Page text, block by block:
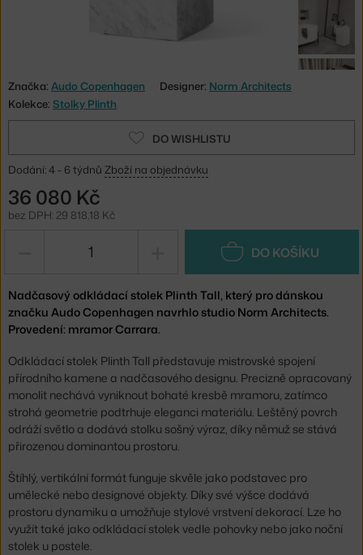
Značka: Audo Copenhagen Designer: Norm Architects
Kolekce: Stolky Plinth
DO WISHLISTU
Dodání: 4 - 6 týdnů Zboží na objednávku
36 080 Kč
bez DPH: 29 818,18 Kč
DO KOŠÍKU
Nadčasový odkládací stolek Plinth Tall, který pro dánskou
značku Audo Copenhagen navrhlo studio Norm Architects.
Provedení: mramor Carrara.
Odkládací stolek Plinth Tall představuje mistrovské spojení
přírodního kamene a nadčasového designu. Precizně opracovaný
monolit nechává vyniknout bohaté kresbě mramoru, zatímco
strohá geometrie podtrhuje eleganci materiálu. Leštěný povrch
odráží světlo a dodává stolku sošný výraz, díky němuž se stává
přirozenou dominantou prostoru.
Štíhlý, vertikální formát funguje skvěle jako podstavec pro
umělecké nebo designové objekty. Díky své výšce dodává
prostoru dynamiku a umožňuje stylové vrstvení dekorací. Lze ho
využít také jako odkládací stolek vedle pohovky nebo jako noční
stolek u postele.